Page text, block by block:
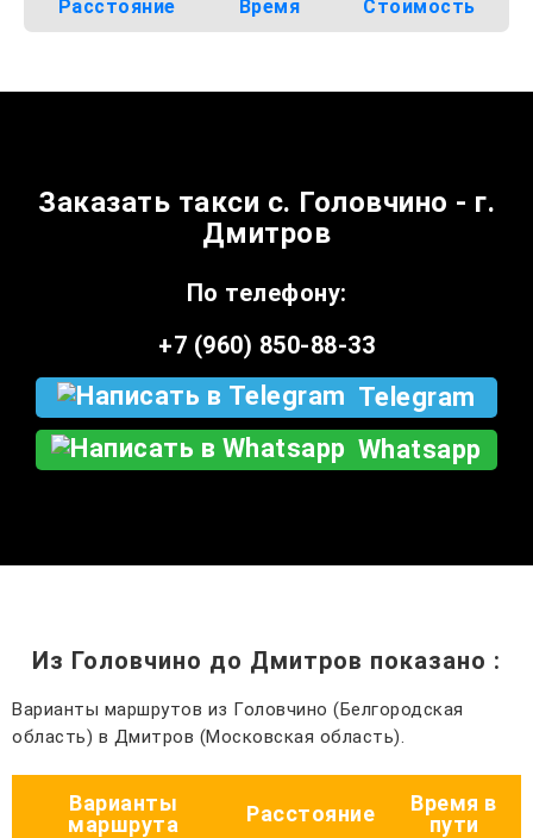
Расстояние Время Стоимость
Заказать такси с. Головчино - г.
Дмитров
По телефону:
+7 (960) 850-88-33
Telegram
Whatsapp
Из Головчино до Дмитров показано :
Варианты маршрутов из Головчино (Белгородская
область) в Дмитров (Московская область).
Варианты
маршрута
Расстояние
Время в
пути